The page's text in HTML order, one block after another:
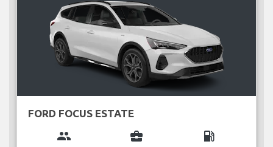
FORD FOCUS ESTATE
group business_center local_gas_station